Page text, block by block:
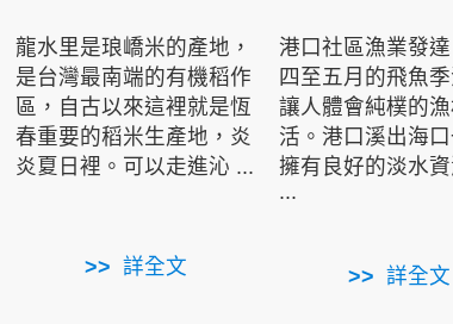
龍水里是琅嶠米的產地，
是台灣最南端的有機稻作
區，自古以來這裡就是恆
春重要的稻米生產地，炎
炎夏日裡。可以走進沁 ...
詳全文
港口社區漁業發
四至五月的飛魚季
讓人體會純樸的
活。港口溪出海口
擁有良好的淡水
...
詳全文